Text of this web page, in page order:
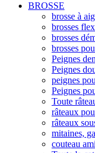
BROSSE
brosse à
brosses
brosses
brosses
Peignes
Peignes
peignes
Peignes
Toute
râteaux
râteaux
mitaines,
couteau